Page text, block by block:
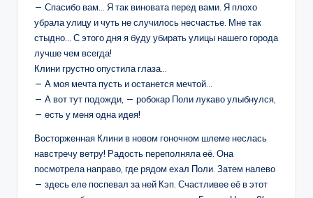
— Спасибо вам… Я так виновата перед вами. Я плохо
убрала улицу и чуть не случилось несчастье. Мне так
стыдно… С этого дня я буду убирать улицы нашего города
лучше чем всегда!
Клини грустно опустила глаза…
— А моя мечта пусть и останется мечтой…
— А вот тут подожди, — робокар Поли лукаво улыбнулся,
— есть у меня одна идея!
Восторженная Клини в новом гоночном шлеме неслась
навстречу ветру! Радость переполняла её. Она
посмотрела направо, где рядом ехал Поли. Затем налево
— здесь еле поспевал за ней Кэп. Счастливее её в этот